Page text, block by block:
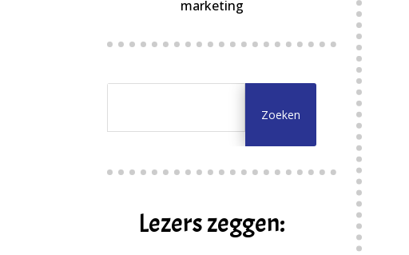
marketing
Lezers zeggen: